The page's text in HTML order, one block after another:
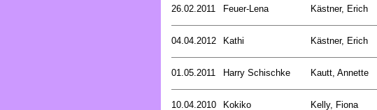
26.02.2011 Feuer-Lena Kästner, Erich
04.04.2012 Kathi Kästner, Erich
01.05.2011 Harry Schischke Kautt, Annette
10.04.2010 Kokiko Kelly, Fiona